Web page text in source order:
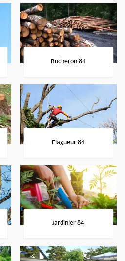
Bucheron 84
Elagueur 84
Jardinier 84